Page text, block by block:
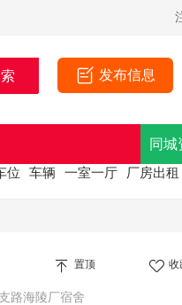
发布信息
同城
位 车辆 一室一厅 厂房出租
置顶 收
路海陵厂宿舍